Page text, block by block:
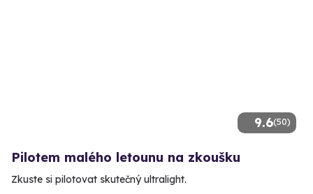
9.6(50)
Pilotem malého letounu na zkoušku
Zkuste si pilotovat skutečný ultralight.